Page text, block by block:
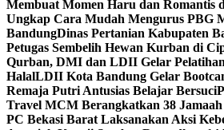
Membuat Momen Haru dan Romantis
Ungkap Cara Mudah Mengurus PBG
BandungDinas Pertanian Kabupaten
Petugas Sembelih Hewan Kurban di
Qurban, DMI dan LDII Gelar
HalalLDII Kota Bandung Gelar
Remaja Putri Antusias Belajar Bersuci
Travel MCM Berangkatkan 38
PC Bekasi Barat Laksanakan Aksi